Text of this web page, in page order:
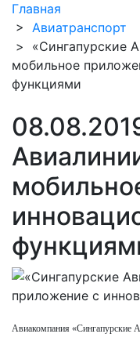
Главная
> Авиатранспорт
> «Сингапурские
мобильное
функциями
Авиакомпания «Сингапурские